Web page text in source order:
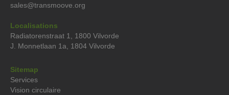
sales@transmoove.org
Localisations
Radiatorenstraat 1, 1800 Vilvorde
J. Monnetlaan 1a, 1804 Vilvorde
Sitemap
Services
Vision circulaire